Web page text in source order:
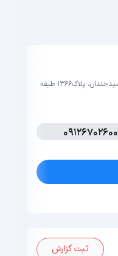
تهران، ضلع جنوب شرقی پل سیدخندان، پلاک1366 طبقه
09126702600
ثبت گزارش